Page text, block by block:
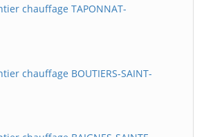
chauffage TAPONNAT-
chauffage BOUTIERS-SAINT-